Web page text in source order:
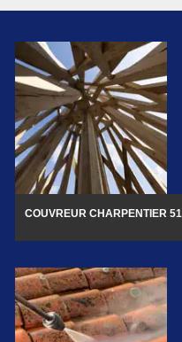
COUVREUR CHARPENTIER 51